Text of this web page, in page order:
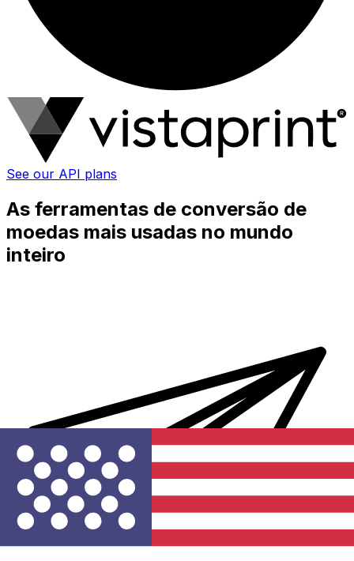
See our API plans
As ferramentas de conversão de
moedas mais usadas no mundo
inteiro